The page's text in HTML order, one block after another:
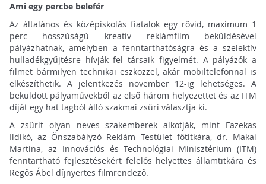
Ami egy percbe belefér
Az általános és középiskolás fiatalok egy rövid, maximum 1
perc hosszúságú kreatív reklámfilm beküldésével
pályázhatnak, amelyben a fenntarthatóságra és a szelektív
hulladékgyűjtésre hívják fel társaik figyelmét. A pályázók a
filmet bármilyen technikai eszközzel, akár mobiltelefonnal is
elkészíthetik. A jelentkezés november 12-ig lehetséges. A
beküldött pályaművekből az első három helyezettet és az ITM
díját egy hat tagból álló szakmai zsűri választja ki.
A zsűrit olyan neves szakemberek alkotják, mint Fazekas
Ildikó, az Önszabályzó Reklám Testület főtitkára, dr. Makai
Martina, az Innovációs és Technológiai Minisztérium (ITM)
fenntartható fejlesztésekért felelős helyettes államtitkára és
Regős Ábel díjnyertes filmrendező.